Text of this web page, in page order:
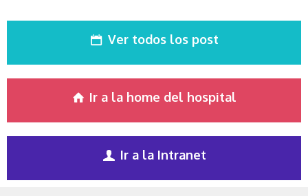
Ver todos los post
Ir a la home del hospital
Ir a la Intranet